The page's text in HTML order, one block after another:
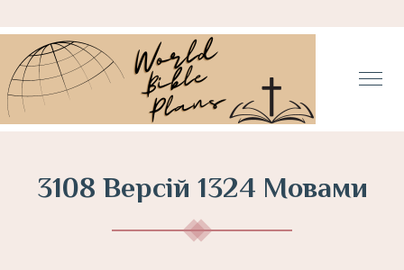
3108 Bерсій 1324 Mовами